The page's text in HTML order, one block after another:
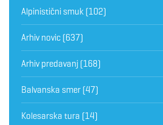
Alpinistični smuk (102)
Arhiv novic (637)
Arhiv predavanj (168)
Balvanska smer (47)
Kolesarska tura (14)